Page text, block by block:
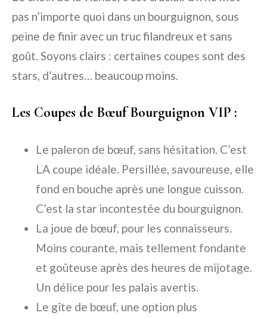
pas n’importe quoi dans un bourguignon, sous
peine de finir avec un truc filandreux et sans
goût. Soyons clairs : certaines coupes sont des
stars, d’autres… beaucoup moins.
Les Coupes de Bœuf Bourguignon VIP :
Le paleron de bœuf, sans hésitation. C’est
LA coupe idéale. Persillée, savoureuse, elle
fond en bouche après une longue cuisson.
C’est la star incontestée du bourguignon.
La joue de bœuf, pour les connaisseurs.
Moins courante, mais tellement fondante
et goûteuse après des heures de mijotage.
Un délice pour les palais avertis.
Le gîte de bœuf, une option plus